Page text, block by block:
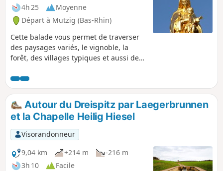
4h 25
Moyenne
Départ à Mutzig (Bas-Rhin)
Cette balade vous permet de traverser
des paysages variés, le vignoble, la
forêt, des villages typiques et aussi de
(chapelles, églises et statue). Prenez de
la hauteur grâce aux points de vue
panoramiques pour admirer la vallée à
vos pieds (Schiebenberg, Chapelle
Heilih Hiesel, Mutzig).En passant par la
ville médiévale de Mutzig, possibilité de
couper par le centre-ville pour trouver
des restaurants/salons de thés pour se
restaurer.
Autour du Dreispitz par Laegerbrunnen
et la Chapelle Heilig Hiesel
Visorandonneur
9,04 km
+214 m
-216 m
3h 10
Facile